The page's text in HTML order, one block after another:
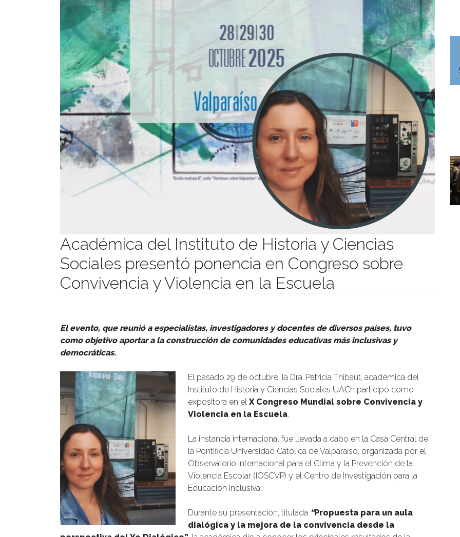
Académica del Instituto de Historia y Ciencias
Sociales presentó ponencia en Congreso sobre
Convivencia y Violencia en la Escuela
El evento, que reunió a especialistas, investigadores y docentes de diversos países, tuvo
como objetivo aportar a la construcción de comunidades educativas más inclusivas y
democráticas.
El pasado 29 de octubre, la Dra. Patricia Thibaut, académica del
Instituto de Historia y Ciencias Sociales UACh participó como
expositora en el X Congreso Mundial sobre Convivencia y
Violencia en la Escuela.
La instancia internacional fue llevada a cabo en la Casa Central de
la Pontificia Universidad Católica de Valparaíso, organizada por el
Observatorio Internacional para el Clima y la Prevención de la
Violencia Escolar (IOSCVP) y el Centro de Investigación para la
Educación Inclusiva.
Durante su presentación, titulada “Propuesta para un aula
dialógica y la mejora de la convivencia desde la